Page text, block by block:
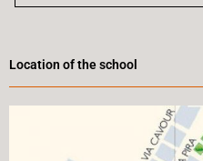
Location of the school